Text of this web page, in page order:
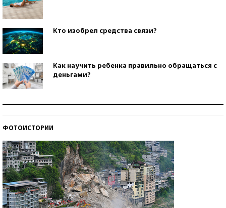
Кто изобрел средства связи?
Как научить ребенка правильно обращаться с
деньгами?
ФОТОИСТОРИИ